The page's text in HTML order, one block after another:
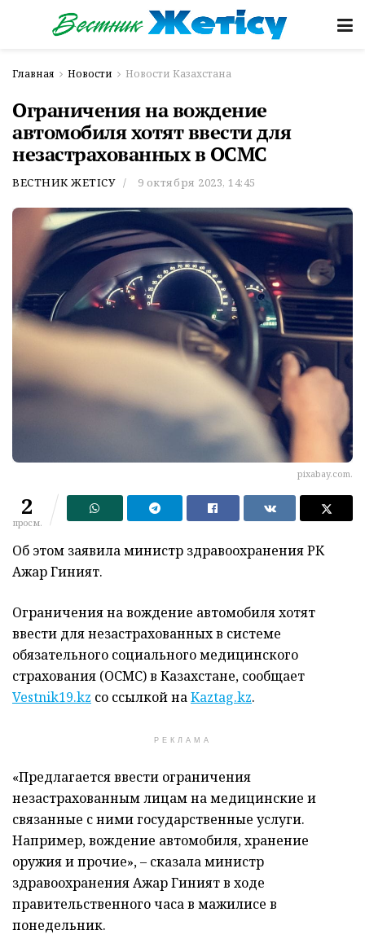
Главная Новости Новости Казахстана
Ограничения на вождение
автомобиля хотят ввести для
незастрахованных в ОСМС
ВЕСТНИК ЖЕТІСУ 9 октября 2023, 14:45
pixabay.com.
2
просм.
Об этом заявила министр здравоохранения РК
Ажар Гиният.
Ограничения на вождение автомобиля хотят
ввести для незастрахованных в системе
обязательного социального медицинского
страхования (ОСМС) в Казахстане, сообщает
Vestnik19.kz со ссылкой наKaztag.kz.
РЕКЛАМА
«Предлагается ввести ограничения
незастрахованным лицам на медицинские и
связанные с ними государственные услуги.
Например, вождение автомобиля, хранение
оружия и прочие», – сказала министр
здравоохранения Ажар Гиният в ходе
правительственного часа в мажилисе в
понедельник.